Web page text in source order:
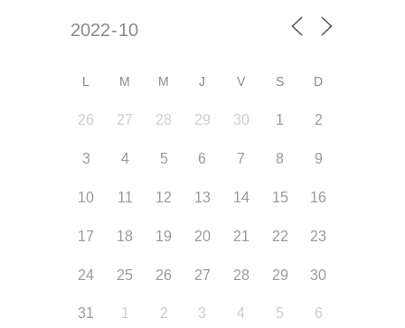
L M M J V S D
26 27 28 29 30 1 2
3 4 5 6 7 8 9
10 11 12 13 14 15 16
17 18 19 20 21 22 23
24 25 26 27 28 29 30
31 1 2 3 4 5 6